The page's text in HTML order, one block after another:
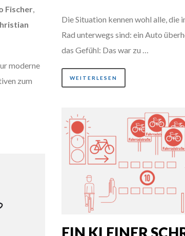
Fischer,
moderne
zum
Die Situation kennen wohl alle, die
Rad unterwegs sind: ein Auto
das Gefühl: Das war zu …
WEITERLESEN
EIN KLEINER